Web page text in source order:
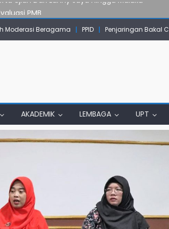
PMB
Skow Sae Kolaborasi dengan KKN UGM dan
Papua Tembus Jurnal Terindeks Google
Moderasi Beragama PPID Penjaringan Bakal
AKADEMIK LEMBAGA UPT